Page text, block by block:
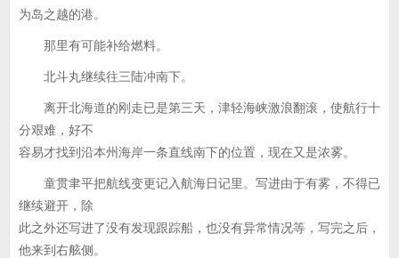
为岛之越的港。
那里有可能补给燃料。
北斗丸继续往三陆冲南下。
离开北海道的刚走已是第三天，津轻海峡激浪翻滚，使航行十
分艰难，好不
容易才找到沿本州海岸一条直线南下的位置，现在又是浓雾。
童贯聿平把航线变更记入航海日记里。写进由于有雾，不得已
继续避开，除
此之外还写进了没有发现跟踪船，也没有异常情况等，写完之后，
他来到右舷侧。